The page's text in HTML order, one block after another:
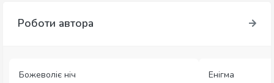
Роботи автора
Божеволіє ніч Енігма